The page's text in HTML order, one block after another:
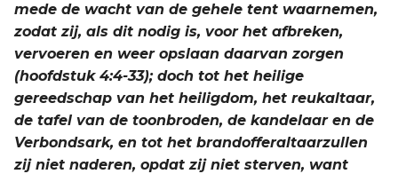
mede de wacht van de gehele tent waarnemen,
zodat zij, als dit nodig is, voor het afbreken,
vervoeren en weer opslaan daarvan zorgen
(hoofdstuk 4:4-33); doch tot het heilige
gereedschap van het heiligdom, het reukaltaar,
de tafel van de toonbroden, de kandelaar en de
Verbondsark, en tot het brandofferaltaarzullen
zij niet naderen, opdat zij niet sterven, want